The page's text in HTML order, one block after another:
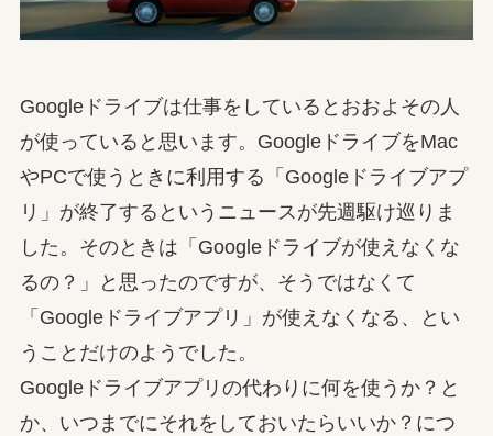
Googleドライブは仕事をしているとおおよその人
が使っていると思います。GoogleドライブをMac
やPCで使うときに利用する「Googleドライブアプ
リ」が終了するというニュースが先週駆け巡りま
した。そのときは「Googleドライブが使えなくな
るの？」と思ったのですが、そうではなくて
「Googleドライブアプリ」が使えなくなる、とい
うことだけのようでした。
Googleドライブアプリの代わりに何を使うか？と
か、いつまでにそれをしておいたらいいか？につ